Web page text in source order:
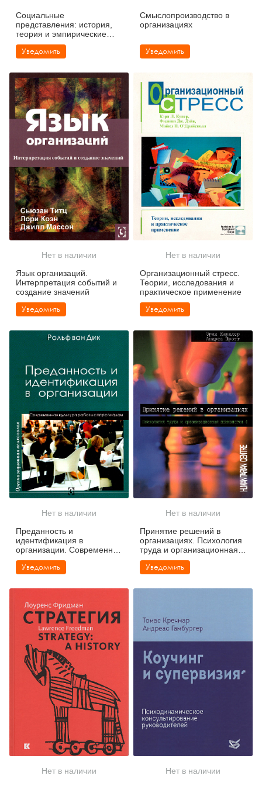
Социальные
представления: история,
теория и эмпирические
исследования
Уведомить
Смыслопроизводство в
организациях
Уведомить
Нет в наличии
Язык организаций.
Интерпретация событий и
создание значений
Уведомить
Нет в наличии
Организационный стресс.
Теории, исследования и
практическое применение
Уведомить
Нет в наличии
Преданность и
идентификация в
организации. Современная
культура работы с
персоналом
Уведомить
Нет в наличии
Принятие решений в
организациях. Психология
труда и организационная
психология
Уведомить
Нет в наличии
Нет в наличии